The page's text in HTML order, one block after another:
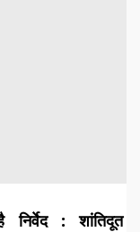
: शांतिदूत